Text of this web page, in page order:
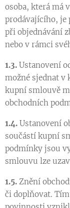
osoba, která má
prodávajícího, je
při objednávání
nebo v rámci
1.3. Ustanovení
možné sjednat v
kupní smlouvě
obchodních
1.4. Ustanovení
součástí kupní
podmínky jsou
smlouvu lze
1.5. Znění
či doplňovat.